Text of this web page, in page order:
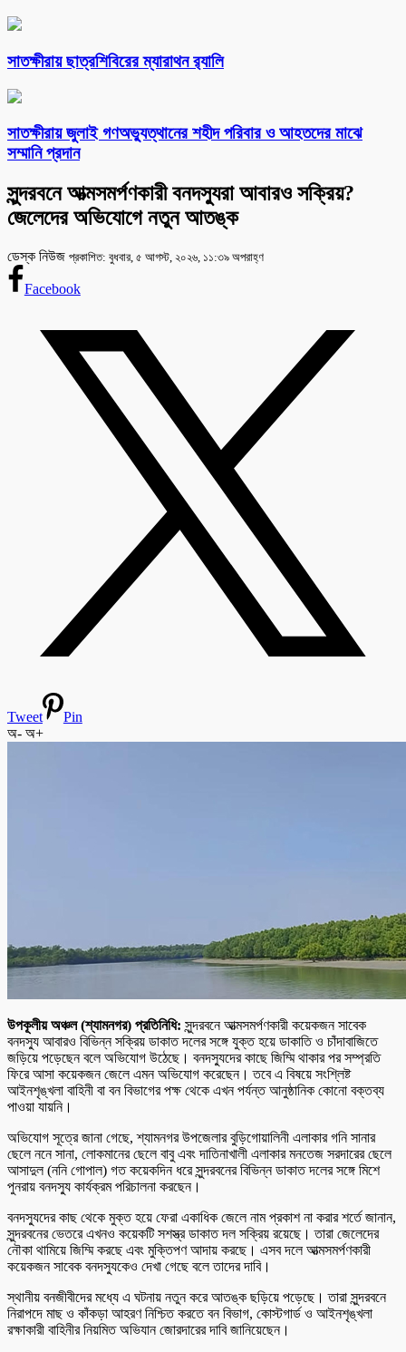
সাতক্ষীরায় ছাত্রশিবিরের ম্যারাথন র‌্যালি
সাতক্ষীরায় জুলাই গণঅভ্যুত্থানের শহীদ পরিবার ও আহতদের মাঝে
সম্মানি প্রদান
সুন্দরবনে আত্মসমর্পণকারী বনদস্যুরা আবারও সক্রিয়?
জেলেদের অভিযোগে নতুন আতঙ্ক
ডেস্ক নিউজ প্রকাশিত: বুধবার, ৫ আগস্ট, ২০২৬, ১১:৩৯ অপরাহ্ণ
Facebook
Tweet
Pin
অ- অ+
উপকূলীয় অঞ্চল (শ্যামনগর) প্রতিনিধি: সুন্দরবনে আত্মসমর্পণকারী কয়েকজন সাবেক
বনদস্যু আবারও বিভিন্ন সক্রিয় ডাকাত দলের সঙ্গে যুক্ত হয়ে ডাকাতি ও চাঁদাবাজিতে
জড়িয়ে পড়েছেন বলে অভিযোগ উঠেছে। বনদস্যুদের কাছে জিম্মি থাকার পর সম্প্রতি
ফিরে আসা কয়েকজন জেলে এমন অভিযোগ করেছেন। তবে এ বিষয়ে সংশ্লিষ্ট
আইনশৃঙ্খলা বাহিনী বা বন বিভাগের পক্ষ থেকে এখন পর্যন্ত আনুষ্ঠানিক কোনো বক্তব্য
পাওয়া যায়নি।
অভিযোগ সূত্রে জানা গেছে, শ্যামনগর উপজেলার বুড়িগোয়ালিনী এলাকার গনি সানার
ছেলে ননে সানা, লোকমানের ছেলে বাবু এবং দাতিনাখালী এলাকার মনতেজ সরদারের ছেলে
আসাদুল (ননি গোপাল) গত কয়েকদিন ধরে সুন্দরবনের বিভিন্ন ডাকাত দলের সঙ্গে মিশে
পুনরায় বনদস্যু কার্যক্রম পরিচালনা করছেন।
বনদস্যুদের কাছ থেকে মুক্ত হয়ে ফেরা একাধিক জেলে নাম প্রকাশ না করার শর্তে জানান,
সুন্দরবনের ভেতরে এখনও কয়েকটি সশস্ত্র ডাকাত দল সক্রিয় রয়েছে। তারা জেলেদের
নৌকা থামিয়ে জিম্মি করছে এবং মুক্তিপণ আদায় করছে। এসব দলে আত্মসমর্পণকারী
কয়েকজন সাবেক বনদস্যুকেও দেখা গেছে বলে তাদের দাবি।
স্থানীয় বনজীবীদের মধ্যে এ ঘটনায় নতুন করে আতঙ্ক ছড়িয়ে পড়েছে। তারা সুন্দরবনে
নিরাপদে মাছ ও কাঁকড়া আহরণ নিশ্চিত করতে বন বিভাগ, কোস্টগার্ড ও আইনশৃঙ্খলা
রক্ষাকারী বাহিনীর নিয়মিত অভিযান জোরদারের দাবি জানিয়েছেন।